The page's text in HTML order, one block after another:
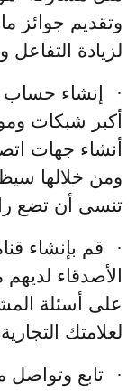
وتقديم جوائز
لزيادة التفاعل
·
إنشاء
أكبر شبكات
أنشاء جهات
ومن خلالها
تنسى أن تضع
·
قم بإنشاء
الأصدقاء
على أسئلة
لعلامتك
·
تابع وتواصل